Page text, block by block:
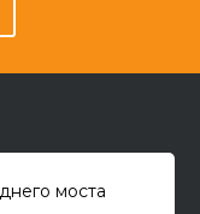
моста